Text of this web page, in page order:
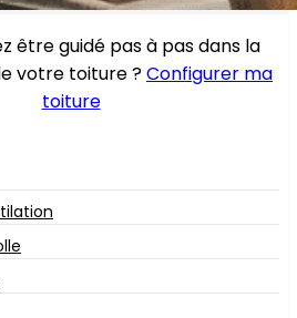
être guidé pas à pas dans la
votre toiture ?Configurer ma
toiture